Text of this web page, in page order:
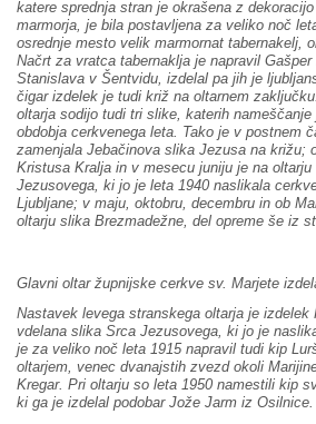
katere sprednja stran je okrašena z
marmorja, je bila postavljena za veliko noč
osrednje mesto velik marmornat tabernakelj,
Načrt za vratca tabernaklja je napravil Gašper
Stanislava v Šentvidu, izdelal pa jih je
čigar izdelek je tudi križ na oltarnem
oltarja sodijo tudi tri slike, katerih
obdobja cerkvenega leta. Tako je v postnem
zamenjala Jebačinova slika Jezusa na križu;
Kristusa Kralja in v mesecu juniju je na
Jezusovega, ki jo je leta 1940 naslikala
Ljubljane; v maju, oktobru, decembru in ob
oltarju slika Brezmadežne, del opreme še iz
Glavni oltar župnijske cerkve sv. Marjete
Nastavek levega stranskega oltarja je izdelek
vdelana slika Srca Jezusovega, ki jo je
je za veliko noč leta 1915 napravil tudi kip
oltarjem, venec dvanajstih zvezd okoli
Kregar. Pri oltarju so leta 1950 namestili kip
ki ga je izdelal podobar Jože Jarm iz Osilnice.